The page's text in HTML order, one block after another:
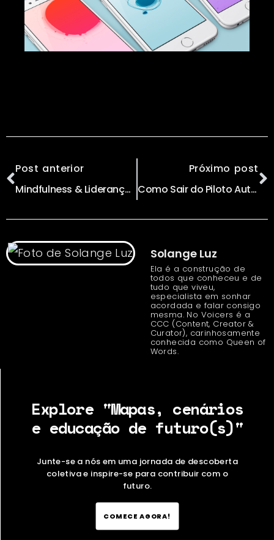
Post anterior
Mindfulness & Liderança: Você é o Líder que o Mundo Precisa?
Próximo post
Como Sair do Piloto Automático com Mindfulness?
Solange Luz
Ela é a construção de
todos que conheceu e de
tudo que viveu,
especialista em sonhar
acordada e falar consigo
mesma. No Voicers é a
CCC (Content, Creator &
Curator), carinhosamente
conhecida como Queen of
Words.
Explore "Mapas, cenários
e educação de futuro(s)"
Junte-se a nós em uma jornada de descoberta
coletiva e inspire-se para contribuir com o
futuro.
COMECE AGORA!